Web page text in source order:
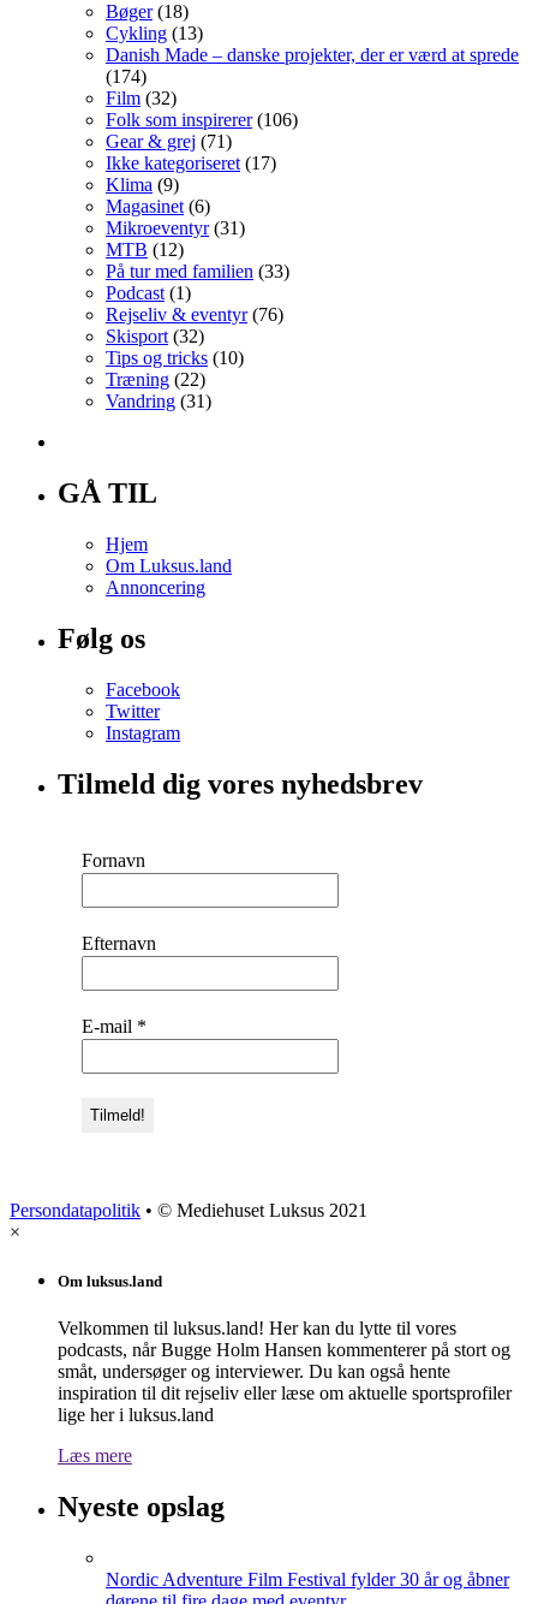
Bøger(18)
Cykling (13)
Danish Made – danske projekter, der er værd at sprede
(174)
Film (32)
Folk som inspirerer(106)
Gear & grej (71)
Ikke kategoriseret (17)
Klima (9)
Magasinet (6)
Mikroeventyr(31)
MTB (12)
På tur med familien (33)
Podcast (1)
Rejseliv & eventyr(76)
Skisport (32)
Tips og tricks (10)
Træning (22)
Vandring (31)
GÅ TIL
Hjem
Om Luksus.land
Annoncering
Følg os
Facebook
Twitter
Instagram
Tilmeld dig vores nyhedsbrev
Fornavn
Efternavn
E-mail *
Persondatapolitik • © Mediehuset Luksus 2021
×
Om luksus.land
Velkommen til luksus.land! Her kan du lytte til vores
podcasts, når Bugge Holm Hansen kommenterer på stort og
småt, undersøger og interviewer. Du kan også hente
inspiration til dit rejseliv eller læse om aktuelle sportsprofiler
lige her i luksus.land
Læs mere
Nyeste opslag
Nordic Adventure Film Festival fylder 30 år og åbner